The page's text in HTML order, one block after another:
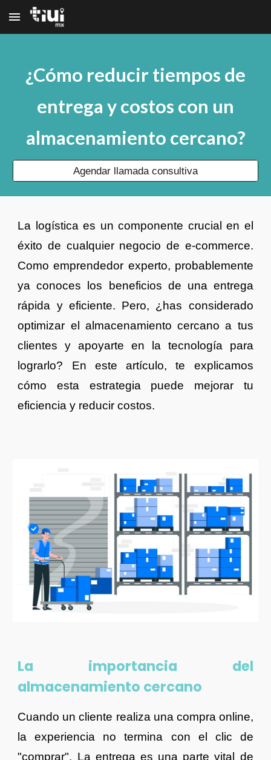
Skip to main content
¿Cómo reducir tiempos de
entrega y costos con un
almacenamiento cercano?
Agendar llamada consultiva
La logística es un componente crucial en el
éxito de cualquier negocio de e-commerce.
Como emprendedor experto, probablemente
ya conoces los beneficios de una entrega
rápida y eficiente. Pero, ¿has considerado
optimizar el almacenamiento cercano a tus
clientes y apoyarte en la tecnología para
lograrlo? En este artículo, te explicamos
cómo esta estrategia puede mejorar tu
eficiencia y reducir costos.
La importancia del
almacenamiento cercano
Cuando un cliente realiza una compra online,
la experiencia no termina con el clic de
"comprar". La entrega es una parte vital de